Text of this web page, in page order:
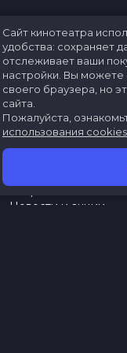
Скоро в кино
Новости и акции
Сайт кинотеатра
удобства:
отслеживает ваши
настройки. Вы
своего браузера,
сайта.
Пожалуйста,
использования